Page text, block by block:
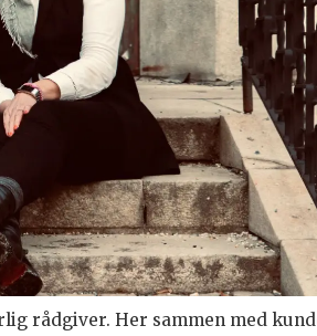
rådgiver. Her sammen med